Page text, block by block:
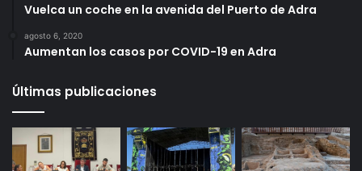
Vuelca un coche en la avenida del Puerto de Adra
agosto 6, 2020
Aumentan los casos por COVID-19 en Adra
Últimas publicaciones